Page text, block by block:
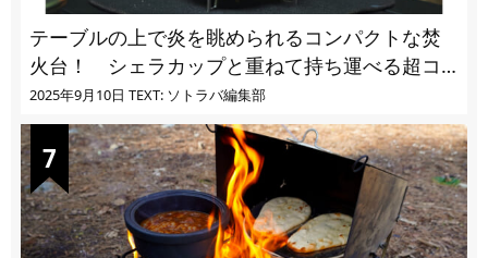
テーブルの上で炎を眺められるコンパクトな焚
火台！ シェラカップと重ねて持ち運べる超コ
ンパクト収納
2025年9月10日 TEXT: ソトラバ編集部